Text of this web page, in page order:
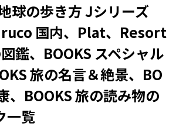
球の歩き方 Jシリーズ
国内、Plat、Resort
鑑、BOOKS スペシャル
旅の名言＆絶景、BO
、BOOKS 旅の読み物の
一覧